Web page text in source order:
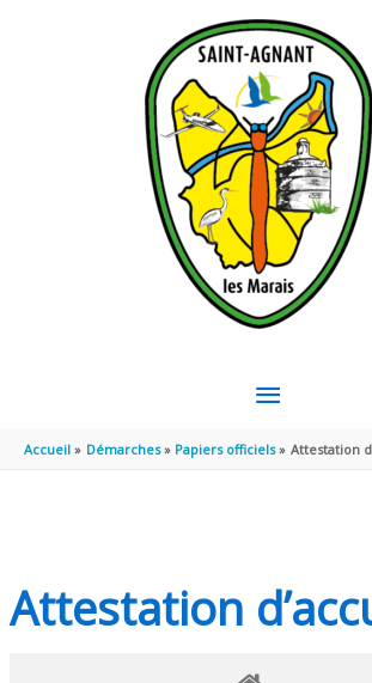
MENU
Accueil Démarches Papiers officiels Attestation
Attestation